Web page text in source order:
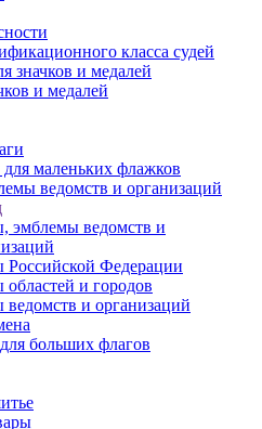
класса судей
значков и медалей
и медалей
маленьких флажков
ведомств и организаций
эмблемы ведомств и
Российской Федерации
областей и городов
ведомств и организаций
больших флагов